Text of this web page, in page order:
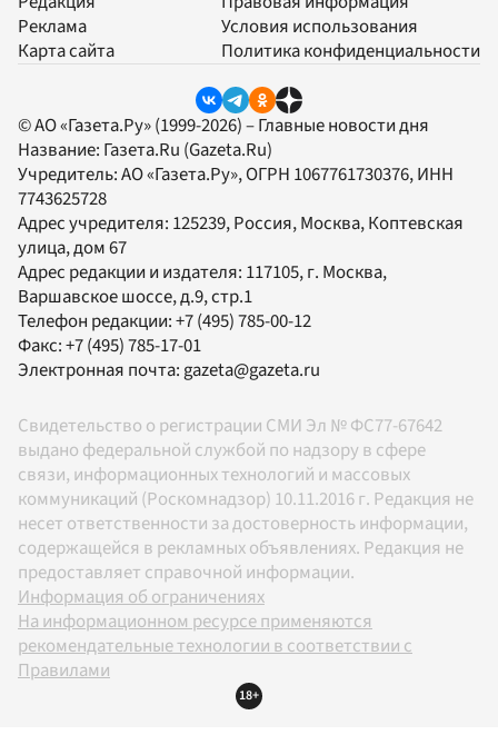
Реклама
Карта сайта
Условия использования
Политика конфиденциальности
© АО «Газета.Ру» (1999-2026) – Главные новости дня
Название: Газета.Ru (Gazeta.Ru)
Учредитель:АО «Газета.Ру», ОГРН 1067761730376, ИНН
7743625728
Адрес учредителя: 125239, Россия, Москва, Коптевская
улица, дом 67
Адрес редакции и издателя: 117105, г. Москва,
Варшавское шоссе, д.9, стр.1
Телефон редакции:+7 (495) 785-00-12
Факс:+7 (495) 785-17-01
Электронная почта: gazeta@gazeta.ru
Свидетельство о регистрации СМИ Эл № ФС77-67642
выдано федеральной службой по надзору в сфере
связи, информационных технологий и массовых
коммуникаций (Роскомнадзор) 10.11.2016 г. Редакция не
несет ответственности за достоверность информации,
содержащейся в рекламных объявлениях. Редакция не
предоставляет справочной информации.
Информация об ограничениях
На информационном ресурсе применяются
рекомендательные технологии в соответствии с
Правилами
18+